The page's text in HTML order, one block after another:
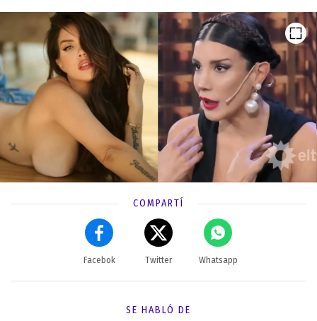
COMPARTÍ
Facebok Twitter Whatsapp
SE HABLÓ DE